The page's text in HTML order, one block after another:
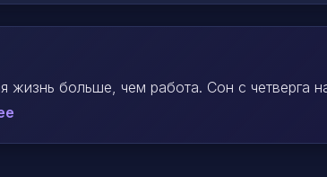
жизнь больше, чем работа. Сон с четверга